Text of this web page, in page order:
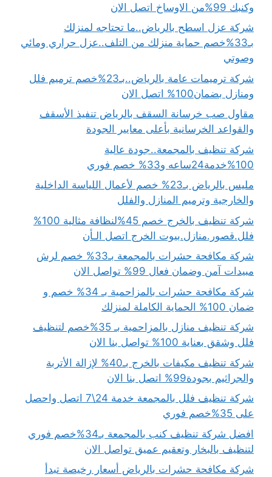
وكنبك 99%من الاوساخ اتصل الان
شركة عزل اسطح بالرياض..ما تحتاجه لمنزلك
بـ33%خصم حماية منزلك من التلف..عزل حراري ومائي
وصوتي
شركة ترميمات عامة بالرياض..بـ23%خصم ترميم فلل
ومنازل بضمان100% اتصل الان
مقاول صب خرسانة السقف بالرياض تنفيذ الأسقف
والقواعد الخرسانية بأعلى معايير الجودة
شركة تنظيف بالمجمعة..جودة عالية
100%خدمة24ساعه و33% خصم فوري
مليس بالرياض بـ23% خصم لأعمال اللياسة الداخلية
والخارجية وترميم المنازل والفلل
شركة تنظيف بالخرج خصم 45%لنظافة مثالية 100%
فلل.قصور.منازل.بيوت الخرج اتصل الـأن
شركة مكافحة حشرات بالمجمعة بـ33% خصم لرش
مبيدات آمن وضمان فعال 99% تواصل الان
شركة مكافحة حشرات بالمزاحمية بـ 34% خصم و
ضمان 100% الحماية الكاملة لمنزلك
شركة تنظيف منازل بالمزاحمية بـ 35%خصم لتنظيف
فلل وشقق بعناية 100% تواصل بنا الان
شركة تنظيف مكيفات بالخرج بـ40% لإزالة الأتربة
والجراثيم بجودة99% اتصل بنا الان
شركة تنظيف فلل بالمجمعة خدمة 24\7 اتصل واحصل
على 35%خصم فوري
افضل شركة تنظيف كنب بالمجمعة بـ34%خصم فوري
لتنظيف بالبخار وتعقيم عميق تواصل الان
شركة مكافحة حشرات بالرياض أسعار رخيصة تبدأ